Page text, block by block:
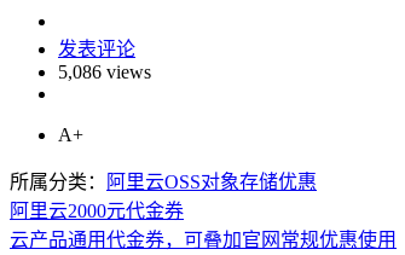
发表评论
5,086 views
A+
所属分类：
阿里云OSS对象存储优惠
阿里云2000元代金券
云产品通用代金券，可叠加官网常规优惠使用